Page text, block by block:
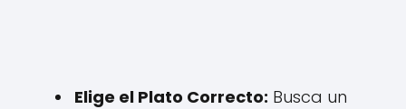
Elige el Plato Correcto: Busca un